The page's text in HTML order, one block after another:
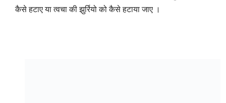
कैसे हटाए या त्वचा की झुर्रियो को कैसे हटाया जाए ।